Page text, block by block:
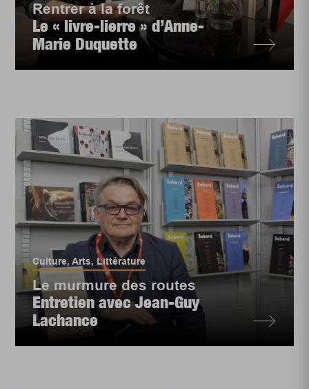
Rentrer à la forêt
Le « livre-lierre » d’Anne-
Marie Duquette
Culture,Arts, Littérature
Le murmure des routes
Entretien avec Jean-Guy
Lachance